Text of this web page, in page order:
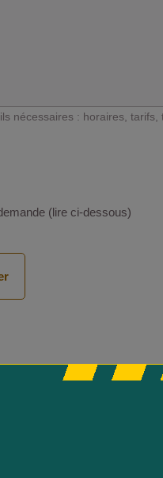
nécessaires : horaires,
(lire ci-dessous)